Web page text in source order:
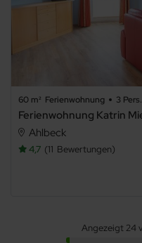
60 m² Ferienwohnung 3 Pers.
Ahlbeck
4,7 11 Bewertungen
Angezeigt 24